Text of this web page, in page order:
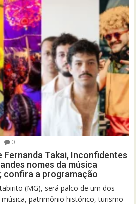
0
Fernanda Takai, Inconfidentes
nomes da música
confira a programação
(MG), será palco de um dos
patrimônio histórico, turismo